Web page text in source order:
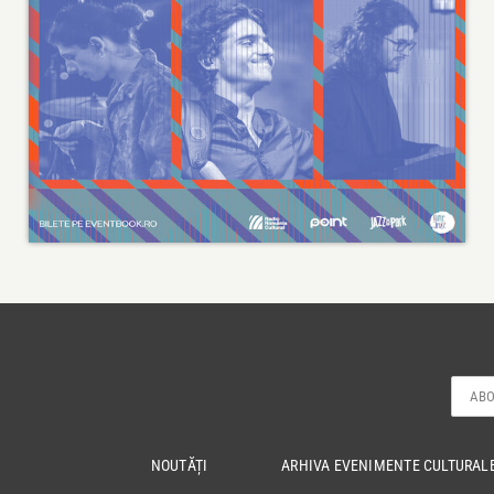
NOUTĂȚI ARHIVA EVENIMENTE